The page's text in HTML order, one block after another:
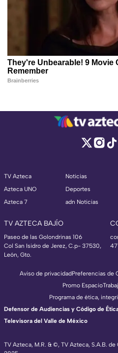
TV Azteca
Azteca UNO
Azteca 7
Noticias
Deportes
adn Noticias
TV AZTECA BAJÍO
Paseo de las Golondrinas 106
Col San Isidro de Jerez, C.p- 37530,
León, Gto.
TV Azteca, M.R. & ©, TV Azteca, S.A.B.
Aviso de privacidadPreferencias de
Promo Espacio
Programa de ética,
Defensor de Audiencias y Código de
Televisora del Valle de México